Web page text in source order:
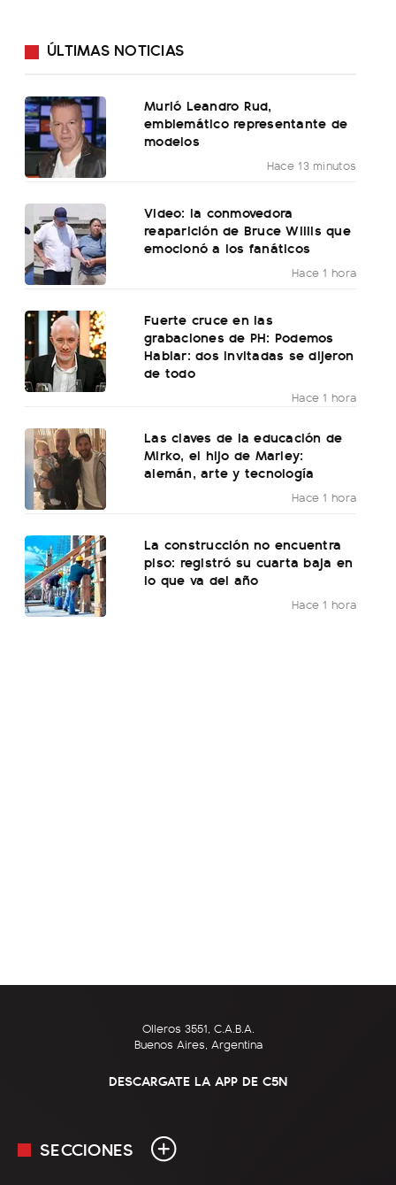
ÚLTIMAS NOTICIAS
Murió Leandro Rud,
emblemático representante de
modelos
Hace 13 minutos
Video: la conmovedora
reaparición de Bruce Willis que
emocionó a los fanáticos
Hace 1 hora
Fuerte cruce en las
grabaciones de PH: Podemos
Hablar: dos invitadas se dijeron
de todo
Hace 1 hora
Las claves de la educación de
Mirko, el hijo de Marley:
alemán, arte y tecnología
Hace 1 hora
La construcción no encuentra
piso: registró su cuarta baja en
lo que va del año
Hace 1 hora
Olleros 3551, C.A.B.A.
Buenos Aires, Argentina
DESCARGATE LA APP DE C5N
SECCIONES